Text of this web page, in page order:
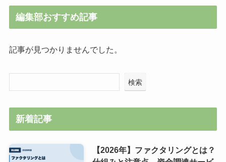
編集部おすすめ記事
記事が見つかりませんでした。
検索
新着記事
【2026年】ファクタリングとは？